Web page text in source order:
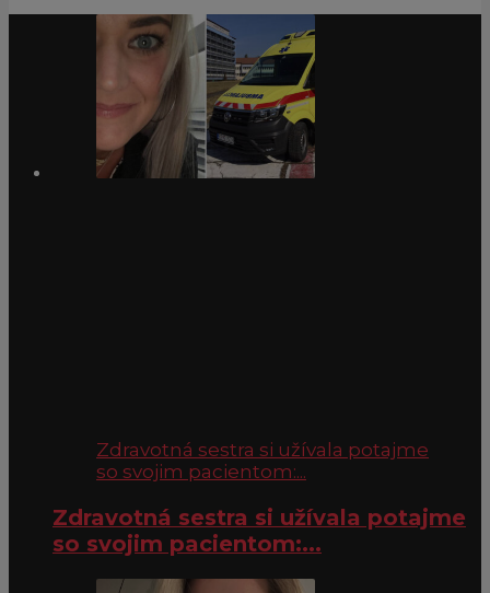
Zdravotná sestra si užívala potajme
so svojim pacientom:...
Zdravotná sestra si užívala potajme
so svojim pacientom:...